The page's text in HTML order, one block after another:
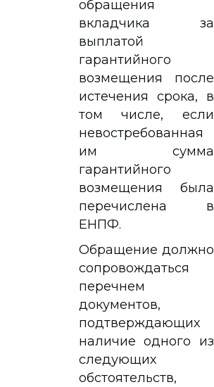
обращения
вкладчика за
выплатой
гарантийного
возмещения после
истечения срока, в
том числе, если
невостребованная
им сумма
гарантийного
возмещения была
перечислена в
ЕНПФ.
Обращение должно
сопровождаться
перечнем
документов,
подтверждающих
наличие одного из
следующих
обстоятельств,